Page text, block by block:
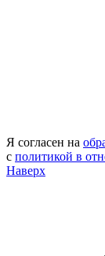
Я согласен на
с политикой в
Наверх